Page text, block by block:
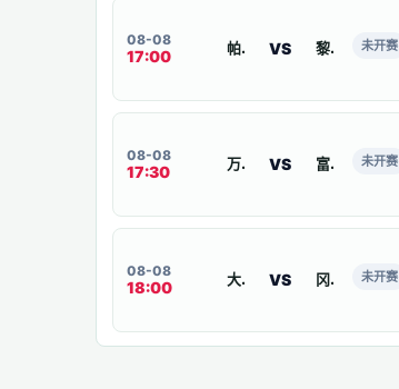
08-08
17:00 帕赛航海者 VS 黎刹黄金冷却者 未开赛
08-08
17:30 万劳雷八户 VS 富山胜利 未开赛
08-08
18:00 大阪樱花 VS 冈山绿雉 未开赛